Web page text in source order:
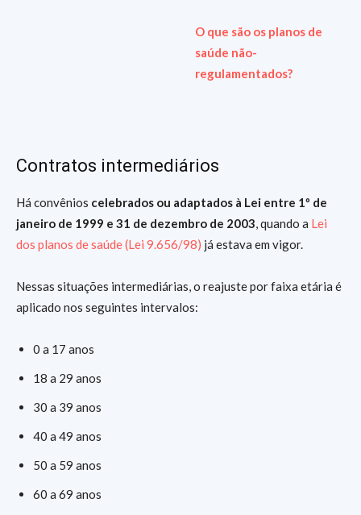
O que são os planos de
saúde não-
regulamentados?
Contratos intermediários
Há convênios celebrados ou adaptados à Lei entre 1º de
janeiro de 1999 e 31 de dezembro de 2003, quando a Lei
dos planos de saúde (Lei 9.656/98) já estava em vigor.
Nessas situações intermediárias, o reajuste por faixa etária é
aplicado nos seguintes intervalos:
0 a 17 anos
18 a 29 anos
30 a 39 anos
40 a 49 anos
50 a 59 anos
60 a 69 anos